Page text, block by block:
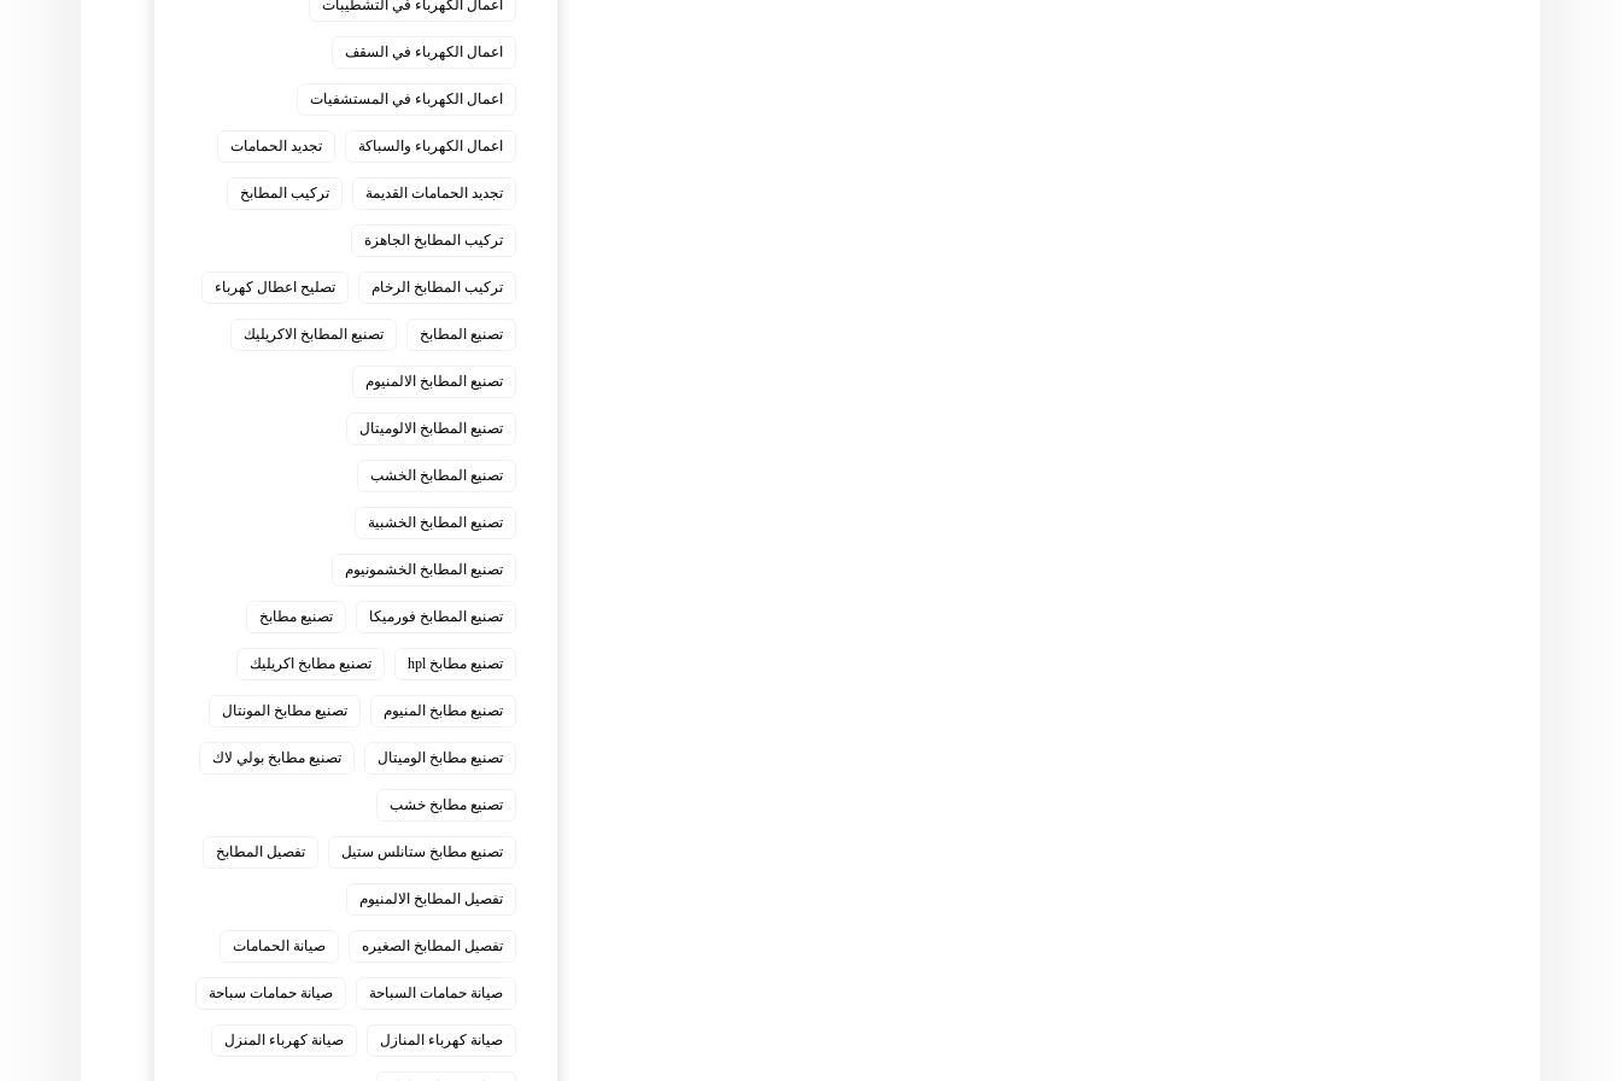
اعمال الكهرباء في التشطيبات
اعمال الكهرباء في السقف
اعمال الكهرباء في المستشفيات
اعمال الكهرباء والسباكة تجديد الحمامات
تجديد الحمامات القديمة تركيب المطابخ
تركيب المطابخ الجاهزة
تركيب المطابخ الرخام تصليح اعطال كهرباء
تصنيع المطابخ تصنيع المطابخ الاكريليك
تصنيع المطابخ الالمنيوم
تصنيع المطابخ الالوميتال
تصنيع المطابخ الخشب
تصنيع المطابخ الخشبية
تصنيع المطابخ الخشمونيوم
تصنيع المطابخ فورميكا تصنيع مطابخ
تصنيع مطابخ hpl تصنيع مطابخ اكريليك
تصنيع مطابخ المنيوم تصنيع مطابخ المونتال
تصنيع مطابخ الوميتال تصنيع مطابخ بولي لاك
تصنيع مطابخ خشب
تصنيع مطابخ ستانلس ستيل تفصيل المطابخ
تفصيل المطابخ الالمنيوم
تفصيل المطابخ الصغيره صيانة الحمامات
صيانة حمامات السباحة صيانة حمامات سباحة
صيانة كهرباء المنازل صيانة كهرباء المنزل